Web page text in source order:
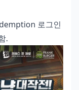
로그인
.